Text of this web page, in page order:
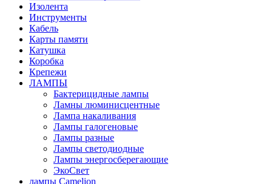
Изолента
Инструменты
Кабель
Карты памяти
Катушка
Коробка
Крепежи
ЛАМПЫ
Бактерицидные лампы
Ламны люминисцентные
Лампа накаливания
Лампы галогеновые
Лампы разные
Лампы светодиодные
Лампы энергосберегающие
ЭкоСвет
лампы Camelion